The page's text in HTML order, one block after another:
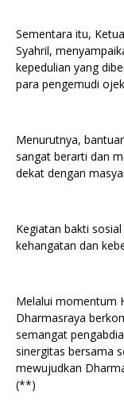
Sementara itu,
Syahril,
kepedulian yang
para pengemudi
Menurutnya,
sangat berarti dan
dekat dengan
Kegiatan bakti
kehangatan dan
Melalui momentum
Dharmasraya
semangat
sinergitas bersama
mewujudkan
(**)